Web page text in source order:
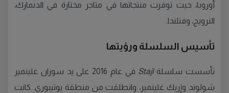
أوروبا، حيث توفرت منتجاتها في متاجر مختارة في الدنمارك،
النرويج، وفنلندا.
تأسيس السلسلة ورؤيتها
تأسست سلسلةStajl
في عام 2016 على يد سوزان غلينمير
شولوند وإريك غلينمير، وانطلقت من منطقة يوتيبوري. كانت